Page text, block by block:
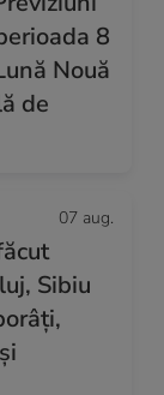
8
Nouă
de
07 aug.
Sibiu